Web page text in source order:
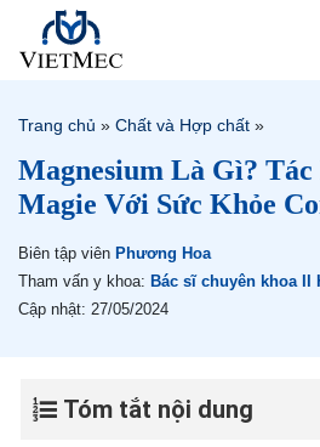
Trang chủ » Chất và Hợp chất »
Magnesium Là Gì? Tác
Magie Với Sức Khỏe
Biên tập viên Phương Hoa
Tham vấn y khoa: Bác sĩ chuyên khoa II
Cập nhật: 27/05/2024
Tóm tắt nội dung